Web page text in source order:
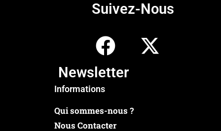
Suivez-Nous
Newsletter
Informations
Qui sommes-nous ?
Nous Contacter